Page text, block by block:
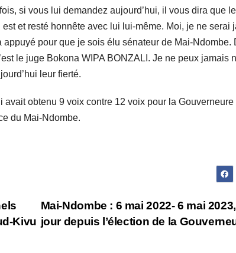
si vous lui demandez aujourd’hui, il vous dira que
et resté honnête avec lui lui-même. Moi, je ne serai
appuyé pour que je sois élu sénateur de Mai-Ndombe.
le juge Bokona WIPA BONZALI. Je ne peux jamais
leur fierté.
avait obtenu 9 voix contre 12 voix pour la
du Mai-Ndombe.
Mai-Ndombe : 6 mai 2022- 6 mai
jour depuis l’élection de la
Kivu